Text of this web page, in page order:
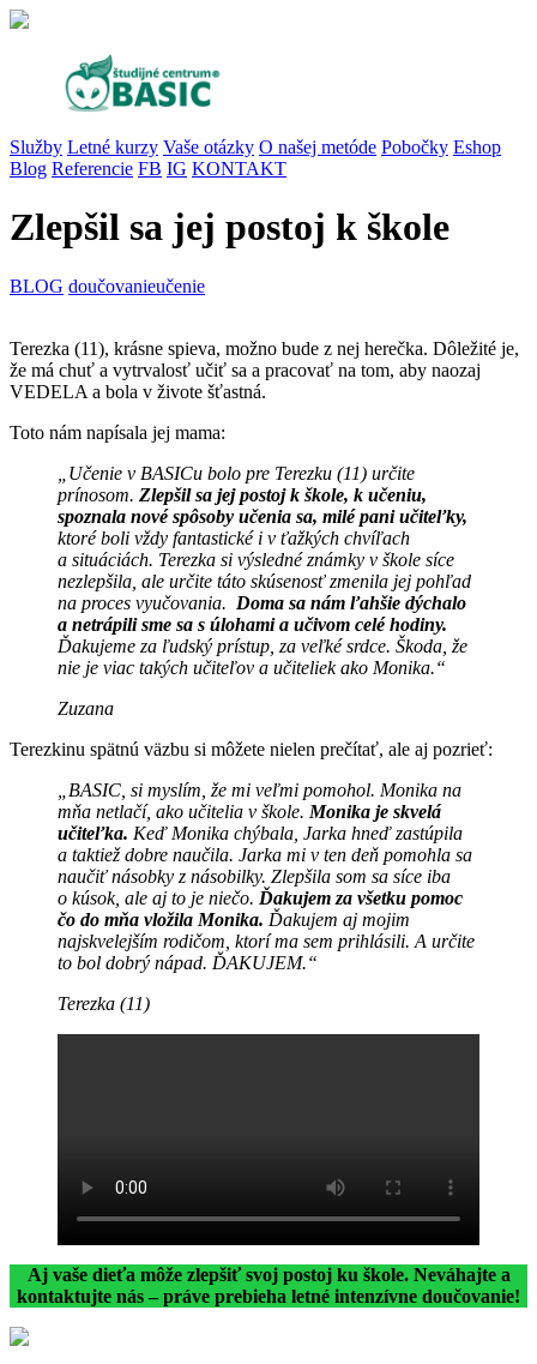
Služby Letné kurzy Vaše otázky O našej metóde Pobočky Eshop
Blog Referencie FB IG KONTAKT
Zlepšil sa jej postoj k škole
BLOG doučovanieučenie
Terezka (11), krásne spieva, možno bude z nej herečka. Dôležité je,
že má chuť a vytrvalosť učiť sa a pracovať na tom, aby naozaj
VEDELA a bola v živote šťastná.
Toto nám napísala jej mama:
„Učenie v BASICu bolo pre Terezku (11) určite
prínosom. Zlepšil sa jej postoj k škole, k učeniu,
spoznala nové spôsoby učenia sa, milé pani učiteľky,
ktoré boli vždy fantastické i v ťažkých chvíľach
a situáciách. Terezka si výsledné známky v škole síce
nezlepšila, ale určite táto skúsenosť zmenila jej pohľad
na proces vyučovania. Doma sa nám ľahšie dýchalo
a netrápili sme sa s úlohami a učivom celé hodiny.
Ďakujeme za ľudský prístup, za veľké srdce. Škoda, že
nie je viac takých učiteľov a učiteliek ako Monika.“
Zuzana
Terezkinu spätnú väzbu si môžete nielen prečítať, ale aj pozrieť:
„BASIC, si myslím, že mi veľmi pomohol. Monika na
mňa netlačí, ako učitelia v škole. Monika je skvelá
učiteľka. Keď Monika chýbala, Jarka hneď zastúpila
a taktiež dobre naučila. Jarka mi v ten deň pomohla sa
naučiť násobky z násobilky. Zlepšila som sa síce iba
o kúsok, ale aj to je niečo. Ďakujem za všetku pomoc
čo do mňa vložila Monika. Ďakujem aj mojim
najskvelejším rodičom, ktorí ma sem prihlásili. A určite
to bol dobrý nápad. ĎAKUJEM.“
Terezka (11)
Aj vaše dieťa môže zlepšiť svoj postoj ku škole. Neváhajte a
kontaktujte nás – práve prebieha letné intenzívne doučovanie!